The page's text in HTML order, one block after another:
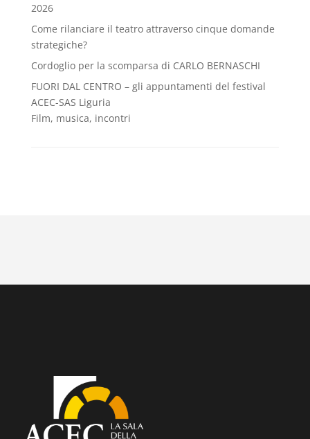
2026
Come rilanciare il teatro attraverso cinque domande
strategiche?
Cordoglio per la scomparsa di CARLO BERNASCHI
FUORI DAL CENTRO – gli appuntamenti del festival
ACEC-SAS Liguria
Film, musica, incontri